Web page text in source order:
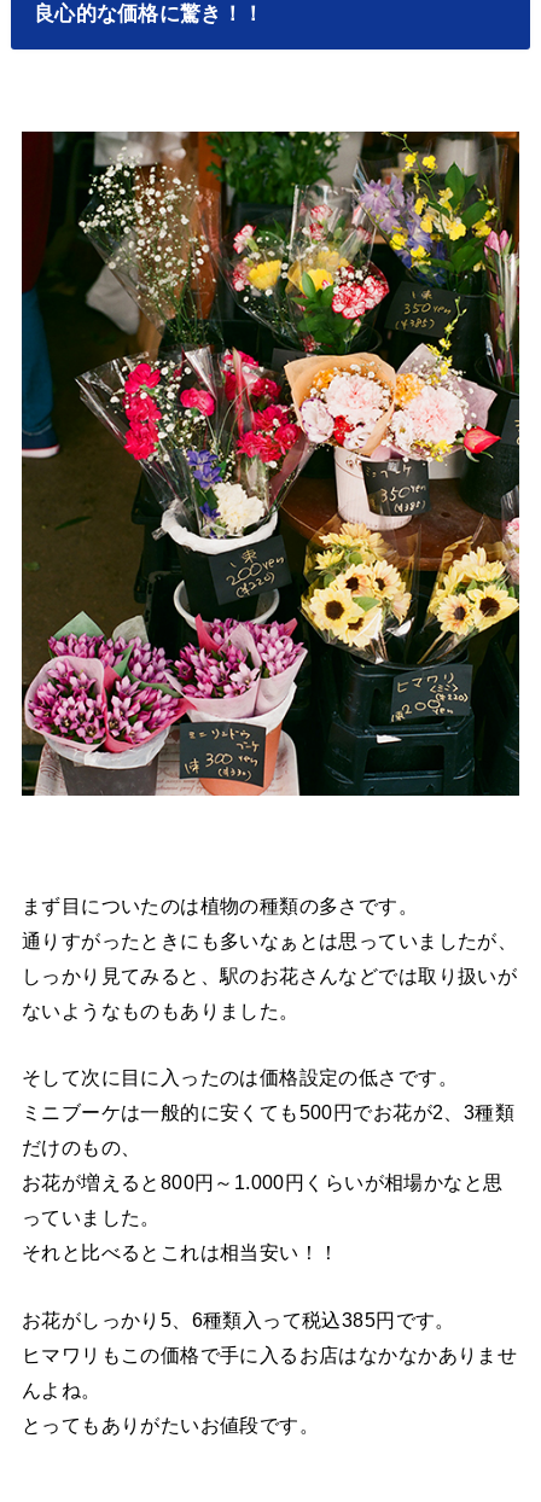
良心的な価格に驚き！！
まず目についたのは植物の種類の多さです。
通りすがったときにも多いなぁとは思っていましたが、
しっかり見てみると、駅のお花さんなどでは取り扱いが
ないようなものもありました。
そして次に目に入ったのは価格設定の低さです。
ミニブーケは一般的に安くても500円でお花が2、3種類
だけのもの、
お花が増えると800円～1.000円くらいが相場かなと思
っていました。
それと比べるとこれは相当安い！！
お花がしっかり5、6種類入って税込385円です。
ヒマワリもこの価格で手に入るお店はなかなかありませ
んよね。
とってもありがたいお値段です。